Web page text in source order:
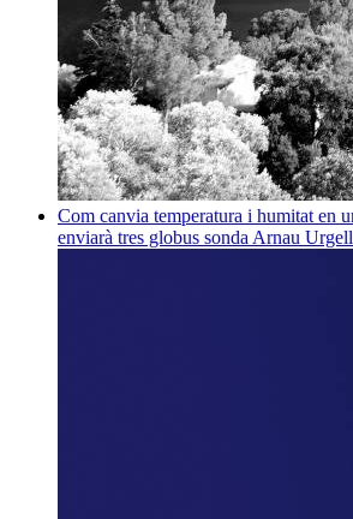
Com canvia temperatura i humitat en
enviarà tres globus sonda Arnau